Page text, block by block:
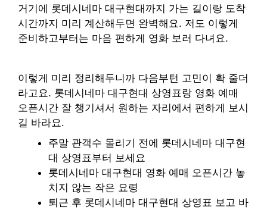
거기에 롯데시네마 대구현대까지 가는 길이랑 도착
시간까지 미리 계산해두면 완벽해요. 저도 이렇게
준비하고부터는 마음 편하게 영화 보러 다녀요.
이렇게 미리 정리해두니까 다음부턴 고민이 확 줄더
라고요. 롯데시네마 대구현대 상영표랑 영화 예매
오픈시간 잘 챙기셔서 원하는 자리에서 편하게 보시
길 바라요.
주말 관객수 몰리기 전에 롯데시네마 대구현
대 상영표부터 보세요
롯데시네마 대구현대 영화 예매 오픈시간 놓
치지 않는 작은 요령
퇴근 후 롯데시네마 대구현대 상영표 보고 바